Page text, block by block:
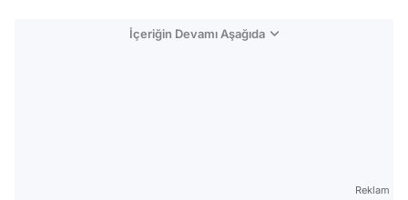
İçeriğin Devamı Aşağıda
Reklam